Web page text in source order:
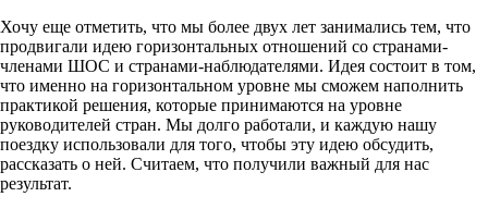
Хочу еще отметить, что мы более двух лет занимались тем, что
продвигали идею горизонтальных отношений со странами-
членами ШОС и странами-наблюдателями. Идея состоит в том,
что именно на горизонтальном уровне мы сможем наполнить
практикой решения, которые принимаются на уровне
руководителей стран. Мы долго работали, и каждую нашу
поездку использовали для того, чтобы эту идею обсудить,
рассказать о ней. Считаем, что получили важный для нас
результат.